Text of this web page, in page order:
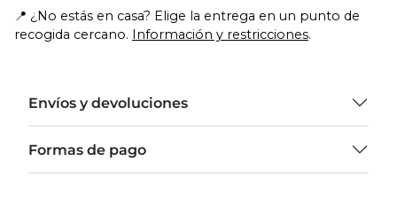
📍 ¿No estás en casa? Elige la entrega en un punto de
recogida cercano. Información y restricciones.
Envíos y devoluciones
Formas de pago